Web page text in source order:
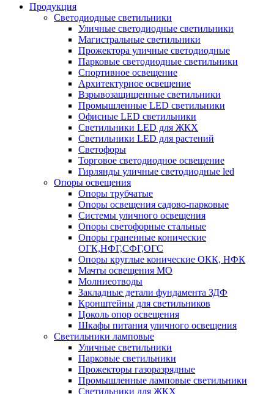
Продукция
Светодиодные светильники
Уличные светодиодные светильники
Магистральные светильники
Прожектора уличные светодиодные
Парковые светодиодные светильники
Спортивное освещение
Архитектурное освещение
Взрывозащищенные светильники
Промышленные LED светильники
Офисные LED светильники
Cветильники LED для ЖКХ
Светильники LED для растений
Светофоры
Торговое светодиодное освещение
Гирлянды уличные светодиодные led
Опоры освещения
Опоры трубчатые
Опоры освещения садово-парковые
Системы уличного освещения
Опоры светофорные стальные
Опоры граненные конические
ОГК,НФГ,СФГ,ОГС
Опоры круглые конические ОКК, НФК
Мачты освещения МО
Молниеотводы
Закладные детали фундамента ЗДФ
Кронштейны для светильников
Цоколь опор освещения
Шкафы питания уличного освещения
Светильники ламповые
Уличные светильники
Парковые светильники
Прожекторы газоразрядные
Промышленные ламповые светильники
Светильники для ЖКХ